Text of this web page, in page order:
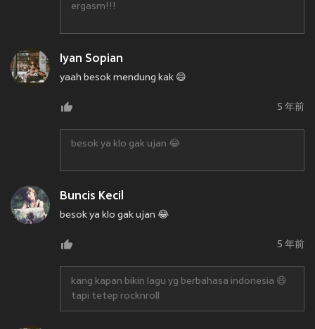
ergasm!!!
Iyan Sopian
yaah besok mendung kak 😄
5 年前
besok ya klo gak ujan 😂
Buncis Kecil
besok ya klo gak ujan 😂
5 年前
kang kapan bikin lagu yg berbahasa indonesia 😄
tapi tetep rocknroll